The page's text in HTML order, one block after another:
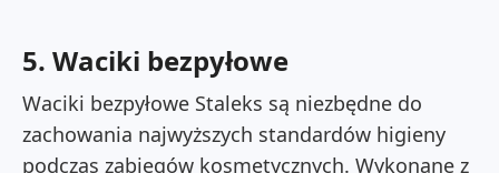
5. Waciki bezpyłowe
Waciki bezpyłowe Staleks są niezbędne do
zachowania najwyższych standardów higieny
podczas zabiegów kosmetycznych. Wykonane z